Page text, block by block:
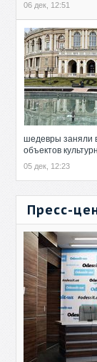
06 дек, 12:51
шедевры заняли
объектов
05 дек, 12:23
Пресс-